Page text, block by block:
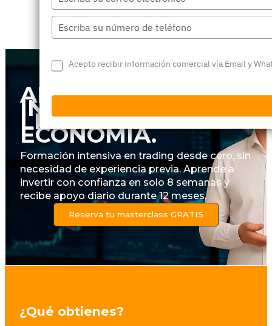
Profesional.
APRENDE A
INVERTIR.
LIBERA TU
ECONOMÍA.
Formación intensiva en trading desde cero, sin
necesidad de experiencia previa. Aprende a
invertir con confianza en solo 8 semanas y
recibe apoyo diario durante 12 meses.
Reserva tu masterclass GRATIS
¿Qué obtienes?
su
correo
electrónico
Escriba
su
de
Acepto recibir información comercial vía Email y